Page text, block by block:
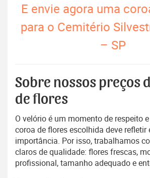
E envie agora uma
para o Cemitério
– SP
Sobre nossos preços
de flores
O velório é um momento de respeito
coroa de flores escolhida deve refletir
importância. Por isso, trabalhamos
claros de qualidade: flores frescas,
profissional, tamanho adequado e